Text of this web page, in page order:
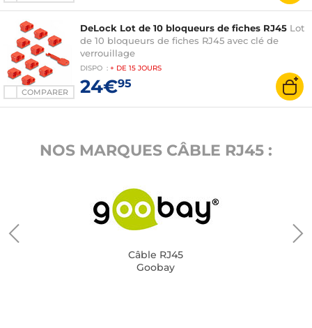
COMPARER
DeLock Lot de 10 bloqueurs de fiches RJ45 Lot
de 10 bloqueurs de fiches RJ45 avec clé de
verrouillage
DISPO : + DE 15 JOURS
24€95
NOS MARQUES CÂBLE RJ45 :
Câble RJ45
Goobay